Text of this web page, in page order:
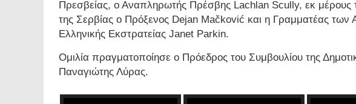
Πρεσβείας, ο Αναπληρωτής Πρέσβης Lachlan Scully, εκ μέρους
της Σερβίας ο Πρόξενος Dejan Mačković και η Γραμματέας
Ελληνικής Εκστρατείας Janet Parkin.
Ομιλία πραγματοποίησε ο Πρόεδρος του Συμβουλίου της
Παναγιώτης Λύρας.